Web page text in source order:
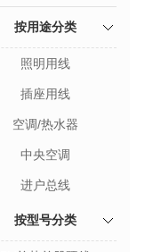
按用途分类
照明用线
插座用线
空调/热水器
中央空调
进户总线
按型号分类